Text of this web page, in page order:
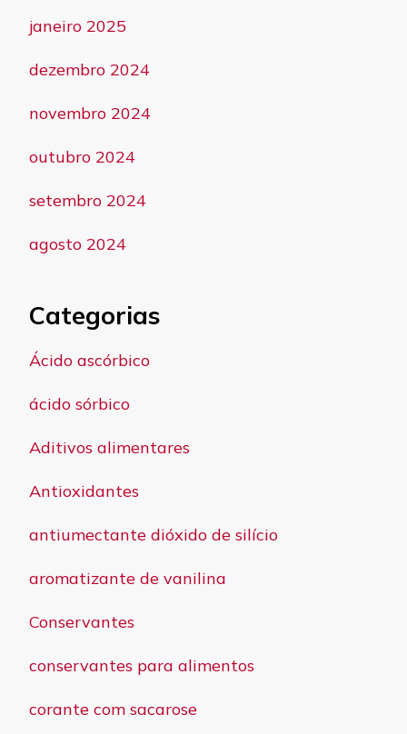
janeiro 2025
dezembro 2024
novembro 2024
outubro 2024
setembro 2024
agosto 2024
Categorias
Ácido ascórbico
ácido sórbico
Aditivos alimentares
Antioxidantes
antiumectante dióxido de silício
aromatizante de vanilina
Conservantes
conservantes para alimentos
corante com sacarose